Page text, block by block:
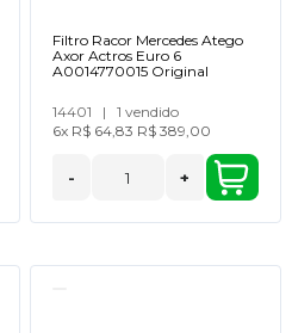
Filtro Racor Mercedes Atego
Axor Actros Euro 6
A0014770015 Original
14401 |
1 vendido
6x R$ 64,83 R$ 389,00
- +